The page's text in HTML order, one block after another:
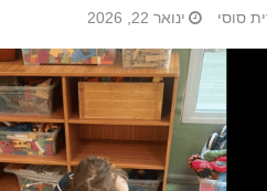
סוסי ינואר 22, 2026